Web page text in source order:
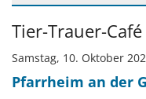
Datum: 10. Oktober
Tier-Trauer-Café
Samstag, 10. Oktober
Pfarrheim an der